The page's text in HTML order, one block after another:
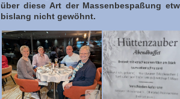
über diese Art der Massenbespaßung
bislang nicht gewöhnt.